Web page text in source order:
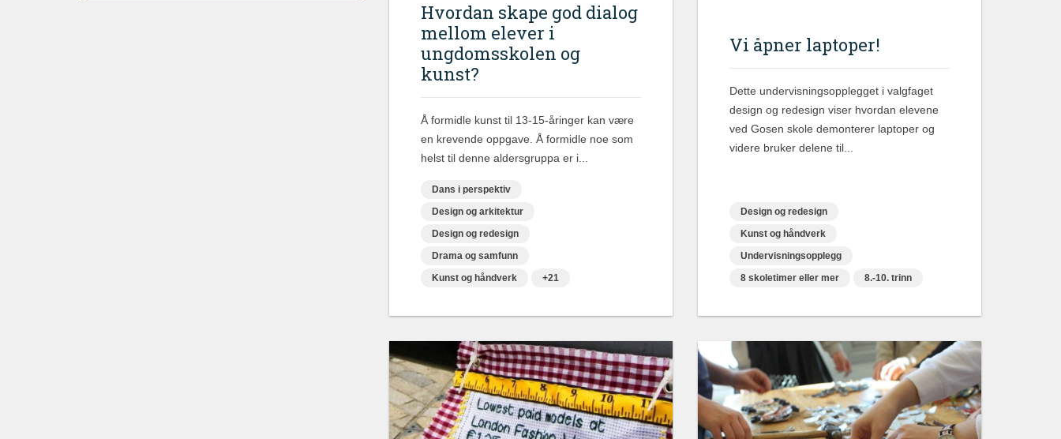
Hvordan skape god dialog
mellom elever i
ungdomsskolen og
kunst?
Å formidle kunst til 13-15-åringer kan være
en krevende oppgave. Å formidle noe som
helst til denne aldersgruppa er i...
Dans i perspektiv
Design og arkitektur
Design og redesign
Drama og samfunn
Kunst og håndverk
+21
Vi åpner laptoper!
Dette undervisningsopplegget i valgfaget
design og redesign viser hvordan elevene
ved Gosen skole demonterer laptoper og
videre bruker delene til...
Design og redesign
Kunst og håndverk
Undervisningsopplegg
8 skoletimer eller mer
8.-10. trinn